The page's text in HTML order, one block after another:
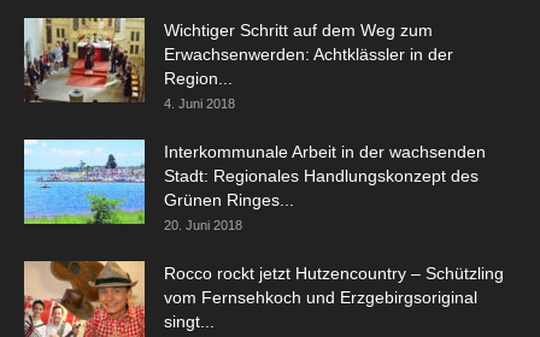
Wichtiger Schritt auf dem Weg zum
Erwachsenwerden: Achtklässler in der
Region...
4. Juni 2018
Interkommunale Arbeit in der wachsenden
Stadt: Regionales Handlungskonzept des
Grünen Ringes...
20. Juni 2018
Rocco rockt jetzt Hutzencountry – Schützling
vom Fernsehkoch und Erzgebirgsoriginal
singt...